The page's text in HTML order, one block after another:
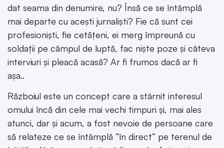
dat seama din denumire, nu? Însă ce se întâmplă
mai departe cu acești jurnaliști? Fie că sunt cei
profesioniști, fie cetățeni, ei merg împreună cu
soldații pe câmpul de luptă, fac niște poze și câteva
interviuri și pleacă acasă? Ar fi frumos dacă ar fi
așa..
Războiul este un concept care a stârnit interesul
omului încă din cele mai vechi timpuri și, mai ales
atunci, dar și acum, a fost nevoie de persoane care
să relateze ce se întâmplă ”în direct” pe terenul de